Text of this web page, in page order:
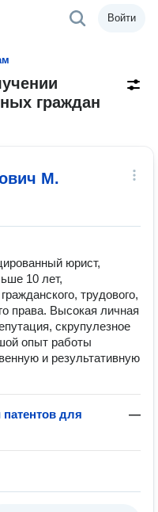
Войти
граждан
М.
юрист,
10 лет,
трудового,
права. Высокая личная
скрупулезное
опыт работы
и результативную
для
—